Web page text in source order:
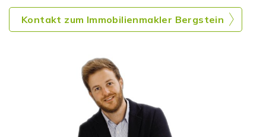
Kontakt zum Immobilienmakler Bergstein